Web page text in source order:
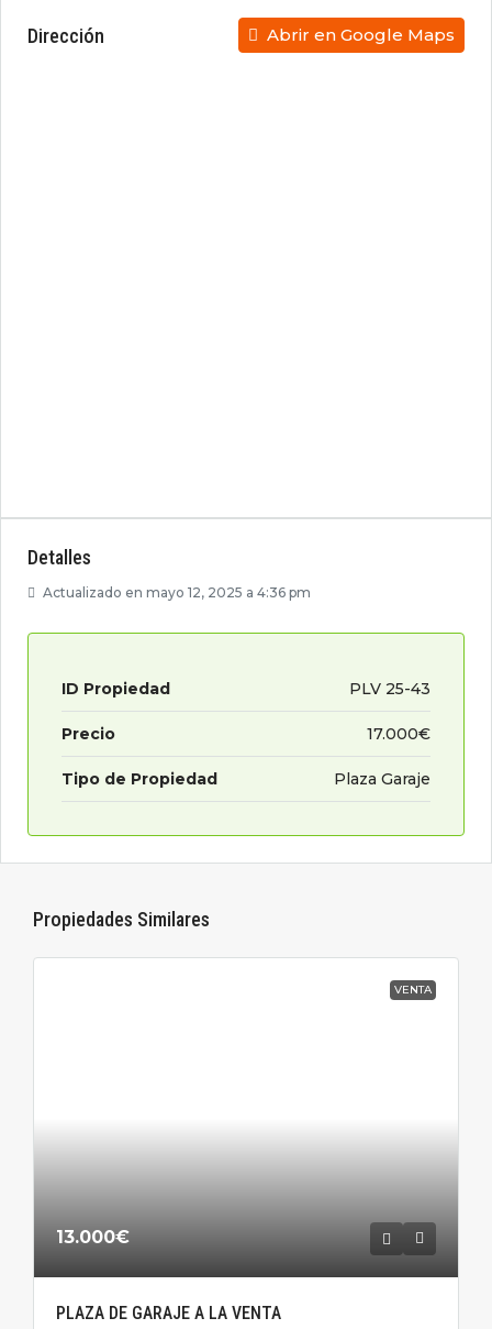
Dirección Abrir en Google Maps
Detalles
Actualizado en mayo 12, 2025 a 4:36 pm
ID Propiedad PLV 25-43
Precio 17.000€
Tipo de Propiedad Plaza Garaje
Propiedades Similares
VENTA
13.000€
PLAZA DE GARAJE A LA VENTA